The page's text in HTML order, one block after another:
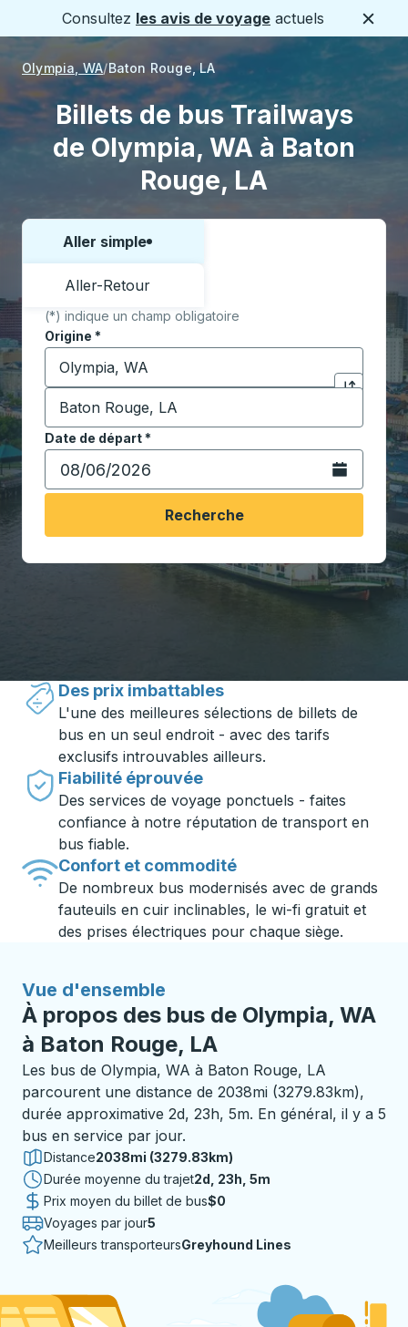
Consultez les avis de voyage actuels
Olympia, WA Baton Rouge, LA
Billets de bus Trailways
de Olympia, WA à Baton
Rouge, LA
Choisissez un sens ou un aller-retour:
Aller simple
Aller-Retour
(*) indique un champ obligatoire
Origine *
Commencez à saisir la ville d'origine pour ouvrir
Cliquez
Destination *
Commencez à saisir la ville de destination pour
Date de départ*
Tapez la date au format date Barre oblique du mois à
Ouvrez le
Recherche
Des prix imbattables
L'une des meilleures sélections de billets de
bus en un seul endroit - avec des tarifs
exclusifs introuvables ailleurs.
Fiabilité éprouvée
Des services de voyage ponctuels - faites
confiance à notre réputation de transport en
bus fiable.
Confort et commodité
De nombreux bus modernisés avec de grands
fauteuils en cuir inclinables, le wi-fi gratuit et
des prises électriques pour chaque siège.
Vue d'ensemble
À propos des bus de Olympia, WA
à Baton Rouge, LA
Les bus de Olympia, WA à Baton Rouge, LA
parcourent une distance de 2038mi (3279.83km),
durée approximative 2d, 23h, 5m. En général, il y a 5
bus en service par jour.
Distance2038mi (3279.83km)
Durée moyenne du trajet2 jours 23 heures 5 minutes
2d, 23h, 5m
Prix moyen du billet de bus$0
Voyages par jour5
Meilleurs transporteursGreyhound Lines